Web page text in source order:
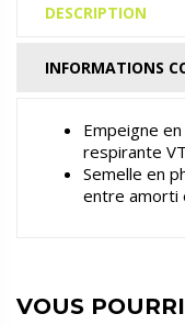
DESCRIPTION
INFORMATIONS
Empeigne
respirante
Semelle en
entre amorti